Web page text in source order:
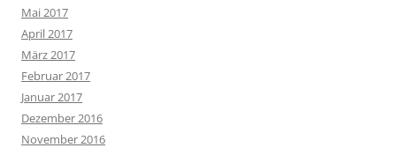
Mai 2017
April 2017
März 2017
Februar 2017
Januar 2017
Dezember 2016
November 2016